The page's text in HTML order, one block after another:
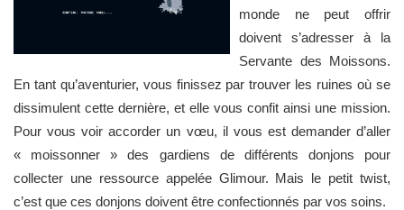
monde ne peut offrir
doivent s’adresser à la
Servante des Moissons.
En tant qu’aventurier, vous finissez par trouver les ruines où se
dissimulent cette dernière, et elle vous confit ainsi une mission.
Pour vous voir accorder un vœu, il vous est demander d’aller
« moissonner » des gardiens de différents donjons pour
collecter une ressource appelée Glimour. Mais le petit twist,
c’est que ces donjons doivent être confectionnés par vos soins.